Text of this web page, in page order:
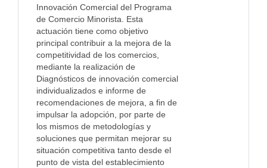
Innovación Comercial del Programa
de Comercio Minorista. Esta
actuación tiene como objetivo
principal contribuir a la mejora de la
competitividad de los comercios,
mediante la realización de
Diagnósticos de innovación comercial
individualizados e informe de
recomendaciones de mejora, a fin de
impulsar la adopción, por parte de
los mismos de metodologías y
soluciones que permitan mejorar su
situación competitiva tanto desde el
punto de vista del establecimiento